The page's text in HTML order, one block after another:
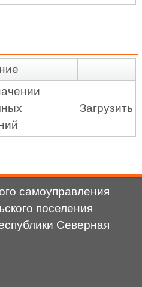
Загрузить
самоуправления
поселения
Северная